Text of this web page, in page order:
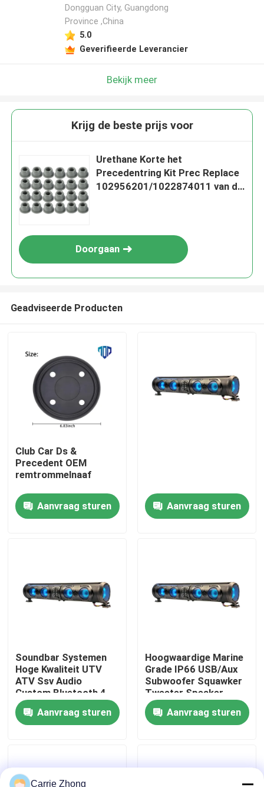
Huis
Producten
Ongeveer ons
Kwaliteitscontrole
Nieuws
De Zijspiegels van de golfkar
Het Dashboard van de golfkar
Dongguan City, Guangdong
Province ,China
5.0
Geverifieerde Leverancier
Bekijk meer
Krijg de beste prijs voor
Urethane Korte het
Precedentring Kit Prec Replace
102956201/1022874011 van de
Doorgaan
Geadviseerde Producten
Club Car Ds &
Precedent OEM
remtrommelnaaf
Aanvraag sturen Aanvraag sturen
Soundbar Systemen
Hoge Kwaliteit UTV
ATV Ssv Audio
Custom Bluetooth 4
Luidsprekers
Afstandsbediening
IP66 Waterdicht USB
Aanvraag sturen
Hoogwaardige Marine
Grade IP66 USB/Aux
Subwoofer Squawker
Tweeter Speaker
Elektrische Golfkar
Bluetooth Soundbar
Aanvraag sturen
Carrie Zhong